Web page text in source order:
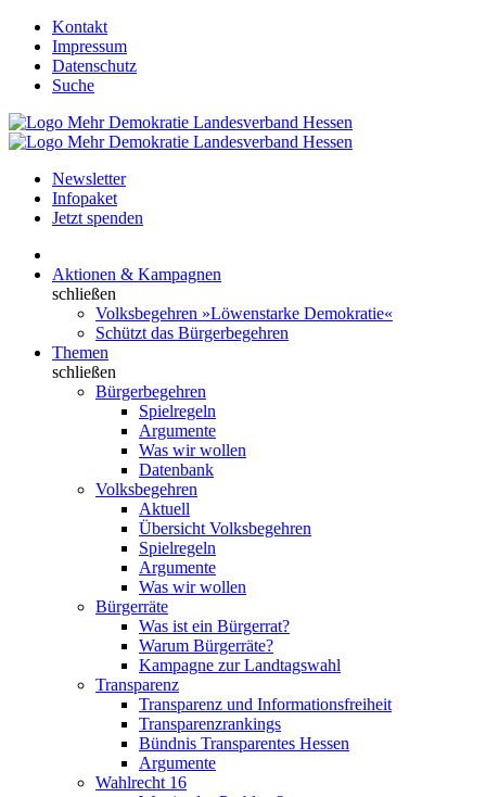
Kontakt
Impressum
Datenschutz
Suche
Newsletter
Infopaket
Jetzt spenden
Aktionen & Kampagnen
schließen
Volksbegehren »Löwenstarke Demokratie«
Schützt das Bürgerbegehren
Themen
schließen
Bürgerbegehren
Spielregeln
Argumente
Was wir wollen
Datenbank
Volksbegehren
Aktuell
Übersicht Volksbegehren
Spielregeln
Argumente
Was wir wollen
Bürgerräte
Was ist ein Bürgerrat?
Warum Bürgerräte?
Kampagne zur Landtagswahl
Transparenz
Transparenz und Informationsfreiheit
Transparenzrankings
Bündnis Transparentes Hessen
Argumente
Wahlrecht 16